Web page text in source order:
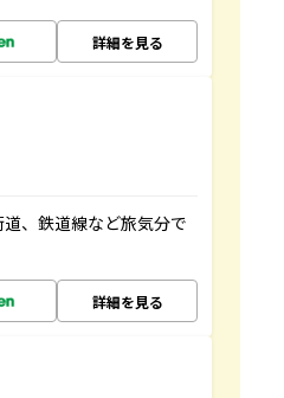
詳細を見る
、鉄道線など旅気分で
詳細を見る